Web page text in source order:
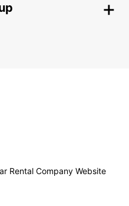
Rental Company Website